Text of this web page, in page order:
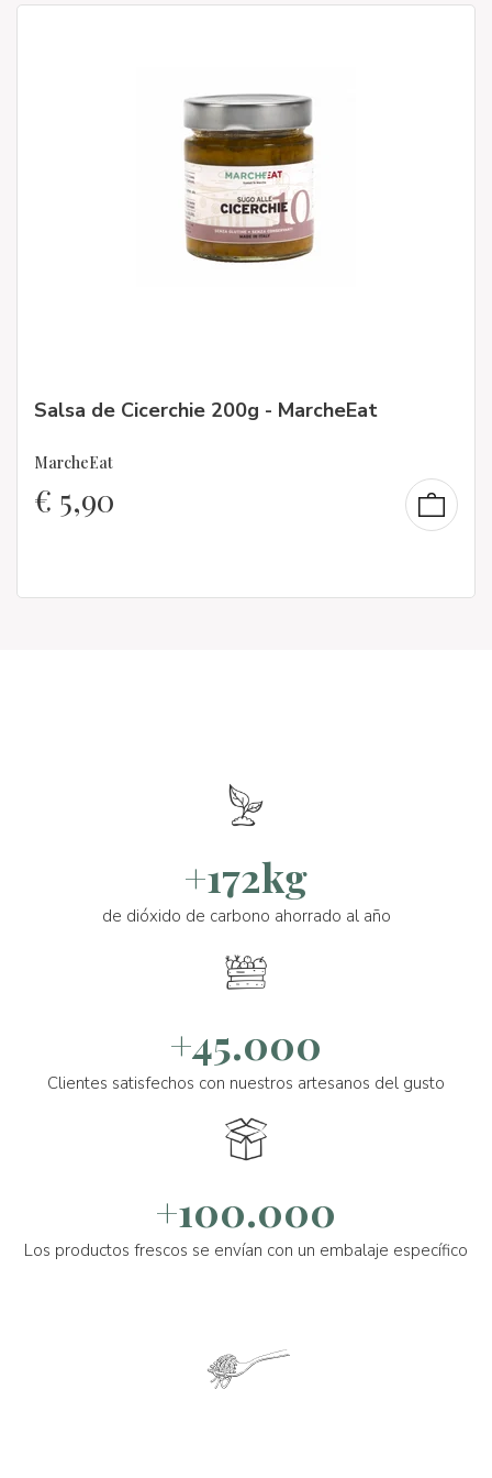
Salsa de Cicerchie 200g - MarcheEat
MarcheEat
€ 5,90
+172kg
de dióxido de carbono ahorrado al año
+45.000
Clientes satisfechos con nuestros artesanos del gusto
+100.000
Los productos frescos se envían con un embalaje específico